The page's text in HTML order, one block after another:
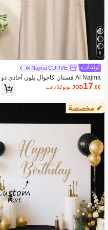
6
Al Najma CURVE
Al Najma فستان كاجوال بلون أحادي ذو
ياقة على شكل حرف V لحجم كبير للنسا
JOD17.00 بعد الكوبون